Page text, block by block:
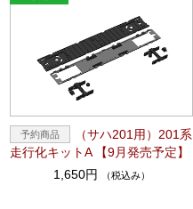
（サハ201用）201系
走行化キットA 【9月発売予定】
1,650円
（税込み）